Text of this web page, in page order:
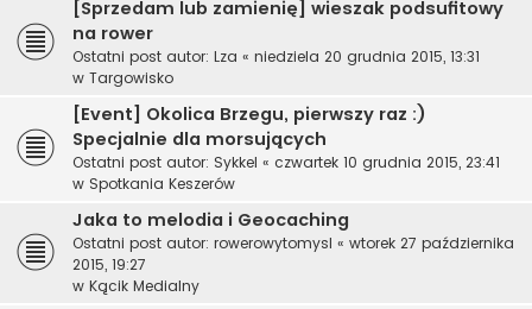
[Sprzedam lub zamienię] wieszak podsufitowy
na rower
Ostatni post autor: Lza « niedziela 20 grudnia 2015, 13:31
w Targowisko
[Event] Okolica Brzegu, pierwszy raz :)
Specjalnie dla morsujących
Ostatni post autor: Sykkel « czwartek 10 grudnia 2015, 23:41
w Spotkania Keszerów
Jaka to melodia i Geocaching
Ostatni post autor: rowerowytomysl « wtorek 27 października
2015, 19:27
w Kącik Medialny